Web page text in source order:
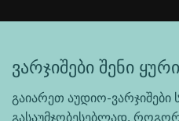
ვარჯიშები შენი
გაიარეთ აუდიო-ვარჯიშები
გასაუმჯობესებლად,